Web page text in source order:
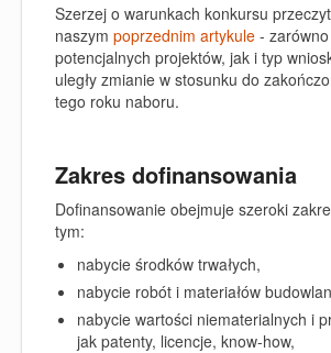
Szerzej o warunkach konkursu
naszym poprzednim artykule -
potencjalnych projektów, jak i typ
uległy zmianie w stosunku do
tego roku naboru.
Zakres dofinansowania
Dofinansowanie obejmuje szeroki
tym:
nabycie środków trwałych,
nabycie robót i materiałów
nabycie wartości niematerialnych i
jak patenty, licencje, know-how,